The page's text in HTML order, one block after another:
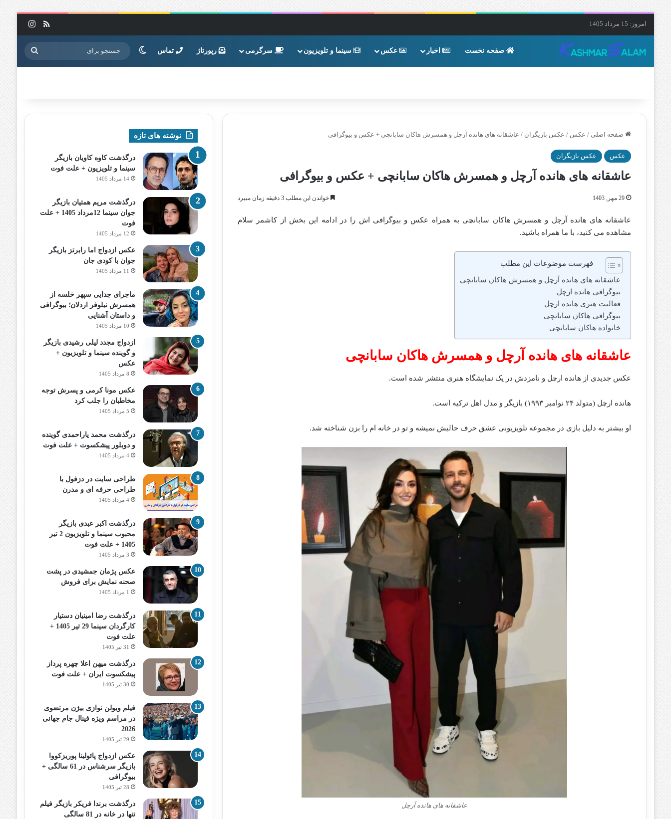
امروز: 15 مرداد 1405 خوراک
صفحه نخست اخبار عکس سینما و تلویزیون سرگرمی رپورتاژ تماس تغییر پوسته جستجو
برای
صفحه اصلی / عکس / عکس بازیگران / عاشقانه های هانده آرچل و همسرش هاکان سابانچی + عکس و بیوگرافی
عکس عکس بازیگران
عاشقانه های هانده آرچل و همسرش هاکان سابانچی + عکس و بیوگرافی
29 مهر, 1403 خواندن این مطلب 3 دقیقه زمان میبرد
عاشقانه های هانده آرچل و همسرش هاکان سابانچی به همراه عکس و بیوگرافی اش را در ادامه این بخش از کاشمر سلام
مشاهده می کنید، با ما همراه باشید.
فهرست موضوعات این مطلب
عاشقانه های هانده آرچل و همسرش هاکان سابانچی
بیوگرافی هانده ارچل
فعالیت هنری هانده ارچل
بیوگرافی هاکان سابانچی
خانواده هاکان سابانچی
عاشقانه های هانده آرچل و همسرش هاکان سابانچی
عکس جدیدی از هانده ارچل و نامزدش در یک نمایشگاه هنری منتشر شده است.
هانده ارچل (متولد ۲۴ نوامبر ۱۹۹۳) بازیگر و مدل اهل ترکیه است.
او بیشتر به دلیل بازی در مجموعه تلویزیونی عشق حرف حالیش نمیشه و تو در خانه‌ ام را بزن شناخته شد.
عاشقانه های هانده آرچل
نوشته های تازه
درگذشت کاوه کاویان بازیگر
سینما و تلویزیون + علت فوت
14 مرداد 1405
درگذشت مریم همتیان بازیگر
جوان سینما 12مرداد 1405 + علت
فوت
12 مرداد 1405
عکس ازدواج اما رابرتز بازیگر
جوان با کودی جان
11 مرداد 1405
ماجرای جدایی سپهر خلسه از
همسرش نیلوفر اردلان؛ بیوگرافی
و داستان آشنایی
10 مرداد 1405
ازدواج مجدد لیلی رشیدی بازیگر
و گوینده سینما و تلویزیون +
عکس
8 مرداد 1405
عکس مونا کرمی و پسرش توجه
مخاطبان را جلب کرد
5 مرداد 1405
درگذشت محمد یاراحمدی گوینده
و دوبلور پیشکسوت + علت فوت
4 مرداد 1405
طراحی سایت در دزفول با
طراحی حرفه‌ ای و مدرن
4 مرداد 1405
درگذشت اکبر عبدی بازیگر
محبوب سینما و تلویزیون 2 تیر
1405 + علت فوت
3 مرداد 1405
عکس پژمان جمشیدی در پشت
صحنه نمایش برای فروش
1 مرداد 1405
درگذشت رضا امینیان دستیار
کارگردان سینما 29 تیر 1405 +
علت فوت
31 تیر 1405
درگذشت میهن اعلا چهره پرداز
پیشکسوت ایران + علت فوت
30 تیر 1405
فیلم ویولن نوازی بیژن مرتضوی
در مراسم ویژه فینال جام جهانی
2026
29 تیر 1405
عکس ازدواج پائولینا پوریزکووا
بازیگر سرشناس در 61 سالگی +
بیوگرافی
28 تیر 1405
درگذشت برندا فریکر بازیگر فیلم
تنها در خانه در 81 سالگی